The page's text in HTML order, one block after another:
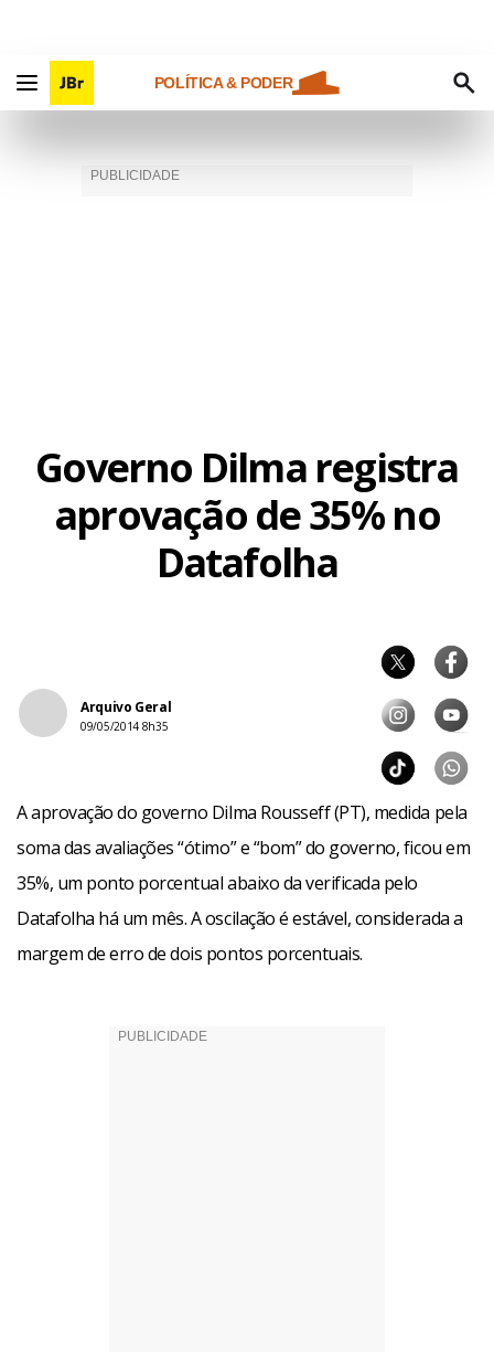
POLÍTICA & PODER
Governo Dilma registra
aprovação de 35% no
Datafolha
Arquivo Geral
09/05/2014 8h35
A aprovação do governo Dilma Rousseff (PT), medida pela
soma das avaliações “ótimo” e “bom” do governo, ficou em
35%, um ponto porcentual abaixo da verificada pelo
Datafolha há um mês. A oscilação é estável, considerada a
margem de erro de dois pontos porcentuais.